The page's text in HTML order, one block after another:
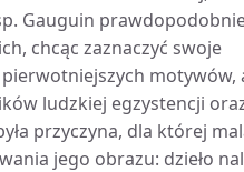
Gauguin
chcąc zaznaczyć swoje
motywów,
ludzkiej egzystencji
przyczyna, dla której
jego obrazu: dzieło